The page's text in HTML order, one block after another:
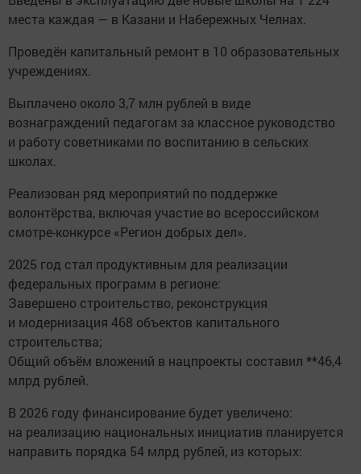
места каждая — в Казани и Набережных Челнах.
Проведён капитальный ремонт в 10 образовательных
учреждениях.
Выплачено около 3,7 млн рублей в виде
вознаграждений педагогам за классное руководство
и работу советниками по воспитанию в сельских
школах.
Реализован ряд мероприятий по поддержке
волонтёрства, включая участие во всероссийском
смотре-конкурсе «Регион добрых дел».
2025 год стал продуктивным для реализации
федеральных программ в регионе:
Завершено строительство, реконструкция
и модернизация 468 объектов капитального
строительства;
Общий объём вложений в нацпроекты составил **46,4
млрд рублей.
В 2026 году финансирование будет увеличено:
на реализацию национальных инициатив планируется
направить порядка 54 млрд рублей, из которых: